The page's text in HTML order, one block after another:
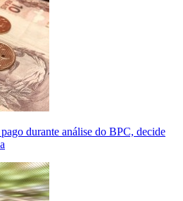
durante análise do BPC, decide